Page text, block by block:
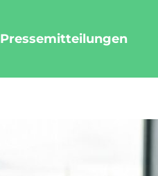
Pressemitteilungen